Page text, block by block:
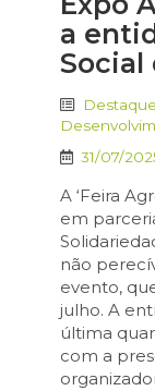
a
Social
31/07/
A ‘Feira
em
não
evento,
julho. A
última
com a